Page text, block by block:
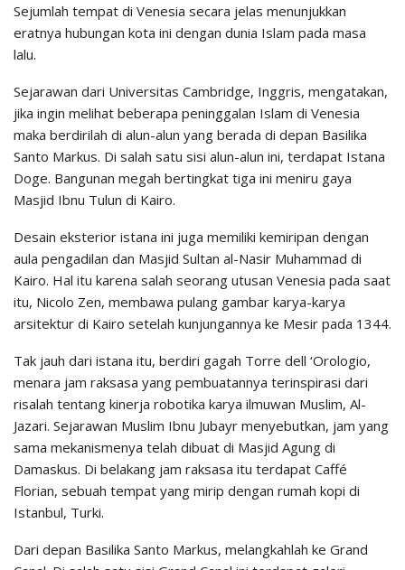
Sejumlah tempat di Venesia secara jelas menunjukkan
eratnya hubungan kota ini dengan dunia Islam pada masa
lalu.
Sejarawan dari Universitas Cambridge, Inggris, mengatakan,
jika ingin melihat beberapa peninggalan Islam di Venesia
maka berdirilah di alun-alun yang berada di depan Basilika
Santo Markus. Di salah satu sisi alun-alun ini, terdapat Istana
Doge. Bangunan megah bertingkat tiga ini meniru gaya
Masjid Ibnu Tulun di Kairo.
Desain eksterior istana ini juga memiliki kemiripan dengan
aula pengadilan dan Masjid Sultan al-Nasir Muhammad di
Kairo. Hal itu karena salah seorang utusan Venesia pada saat
itu, Nicolo Zen, membawa pulang gambar karya-karya
arsitektur di Kairo setelah kunjungannya ke Mesir pada 1344.
Tak jauh dari istana itu, berdiri gagah Torre dell ‘Orologio,
menara jam raksasa yang pembuatannya terinspirasi dari
risalah tentang kinerja robotika karya ilmuwan Muslim, Al-
Jazari. Sejarawan Muslim Ibnu Jubayr menyebutkan, jam yang
sama mekanismenya telah dibuat di Masjid Agung di
Damaskus. Di belakang jam raksasa itu terdapat Caffé
Florian, sebuah tempat yang mirip dengan rumah kopi di
Istanbul, Turki.
Dari depan Basilika Santo Markus, melangkahlah ke Grand